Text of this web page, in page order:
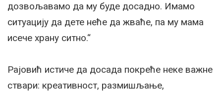
дозвољавамо да му буде досадно. Имамо
ситуацију да дете неће да жваће, па му мама
исече храну ситно.“
Рајовић истиче да досада покреће неке важне
ствари: креативност, размишљање,